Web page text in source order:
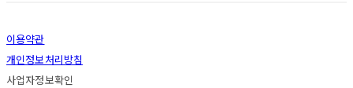
이용약관
개인정보처리방침
사업자정보확인